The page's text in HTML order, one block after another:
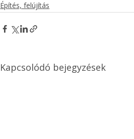
Építés, felújítás
Kapcsolódó bejegyzések